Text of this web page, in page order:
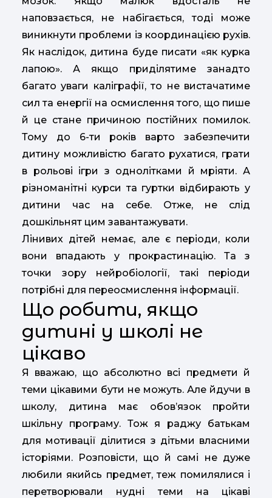
наповзається, не набігається, тоді може
виникнути проблеми із координацією рухів.
Як наслідок, дитина буде писати «як курка
лапою». А якщо приділятиме занадто
багато уваги каліграфії, то не вистачатиме
сил та енергії на осмислення того, що пише
й це стане причиною постійних помилок.
Тому до 6-ти років варто забезпечити
дитину можливістю багато рухатися, грати
в рольові ігри з однолітками й мріяти. А
різноманітні курси та гуртки відбирають у
дитини час на себе. Отже, не слід
дошкільнят цим завантажувати.
Лінивих дітей немає, але є періоди, коли
вони впадають у прокрастинацію. Та з
точки зору нейробіології, такі періоди
потрібні для переосмислення інформації.
Що робити, якщо
дитині у школі не
цікаво
Я вважаю, що абсолютно всі предмети й
теми цікавими бути не можуть. Але йдучи в
школу, дитина має обов’язок пройти
шкільну програму. Тож я раджу батькам
для мотивації ділитися з дітьми власними
історіями. Розповісти, що й самі не дуже
любили якийсь предмет, теж помилялися і
перетворювали нудні теми на цікаві